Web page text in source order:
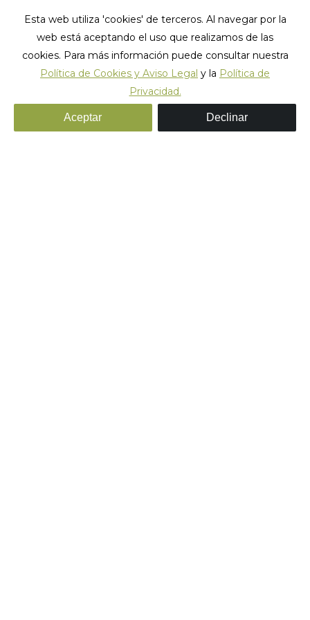
Rock_hostel_barcelona_46
Estás aquí:
Inicio Rock_hostel_barcelona_46
Esta web utiliza 'cookies' de terceros. Al navegar por la
web está aceptando el uso que realizamos de las
cookies. Para más información puede consultar nuestra
Política de Cookies y Aviso Legal y la Política de
Privacidad.
Aceptar Declinar